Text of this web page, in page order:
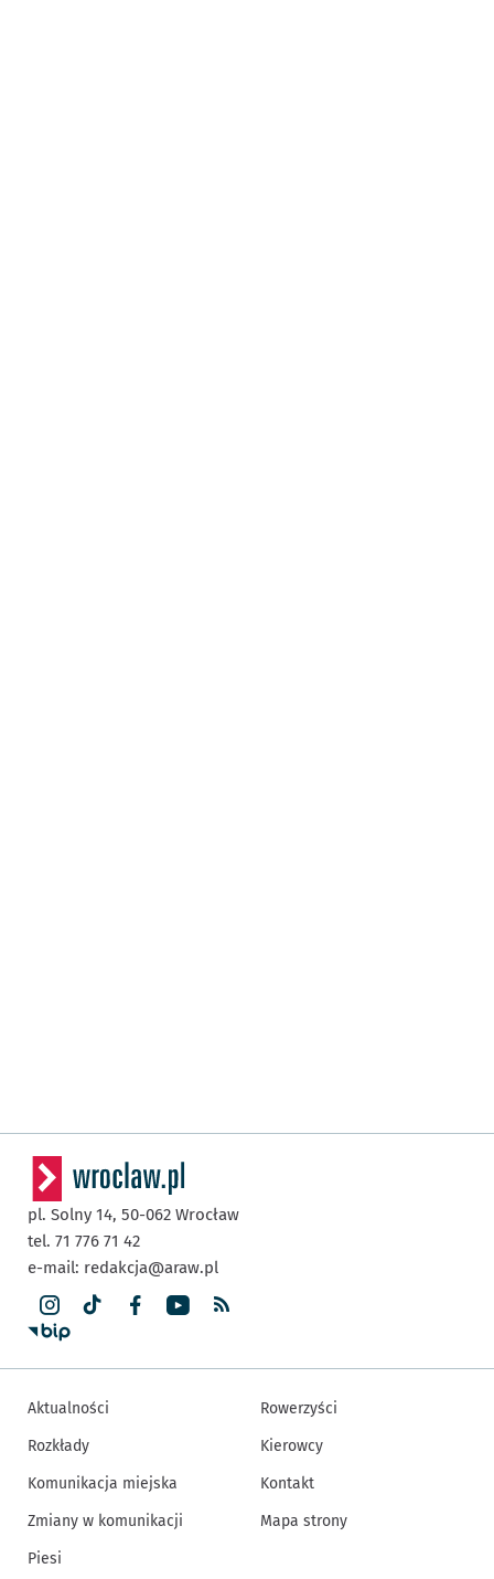
pl. Solny 14, 50-062 Wrocław
tel. 71 776 71 42
e-mail: redakcja@araw.pl
Aktualności
Rozkłady
Komunikacja miejska
Zmiany w komunikacji
Piesi
Rowerzyści
Kierowcy
Kontakt
Mapa strony